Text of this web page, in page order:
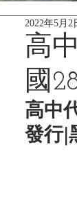
高
國
2022年5月2
高中
發行|